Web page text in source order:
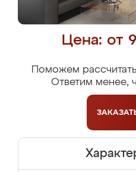
Цена: от
Поможем
Ответим менее,